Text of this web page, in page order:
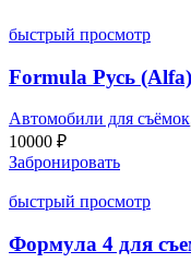
быстрый просмотр
Formula Русь
Автомобили для съёмок
10000 ₽
Забронировать
быстрый просмотр
Формула 4 для